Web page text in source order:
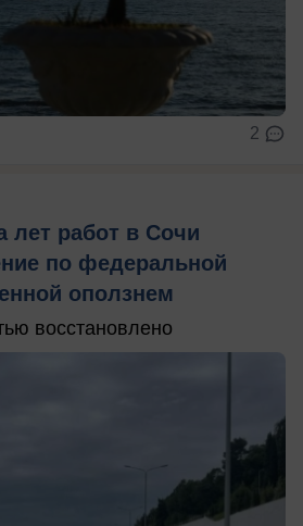
2
лет работ в Сочи
по федеральной
оползнем
восстановлено